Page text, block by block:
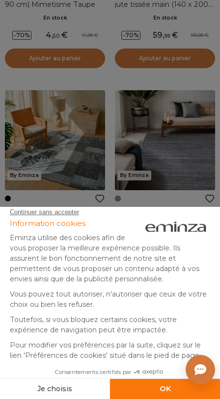
90 cm) Mimetisme Taupe
En stock
-70% 4,50 14,99
Ajouter au panier
jute tissée main (140 x 200
En stock
-70% 59,99 199,99
Ajouter au panier
By Eminza
Tapis de salon rectangulaire
jacquard (160 x 230 cm) Rishi
Noir et gris
-71% 50,00 169,99
By Eminza
matière recyclée (160 x 230
cm) Aiko Gris
-70% 89,99
Ajouter au panier
By Eminza